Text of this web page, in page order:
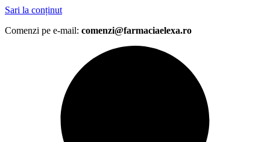
Sari la conținut
Comenzi pe e-mail: comenzi@farmaciaelexa.ro